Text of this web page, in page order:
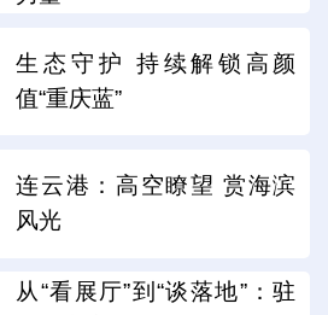
生态守护 持续解锁高颜
值“重庆蓝”
连云港：高空瞭望 赏海滨
风光
从“看展厅”到“谈落地”：驻